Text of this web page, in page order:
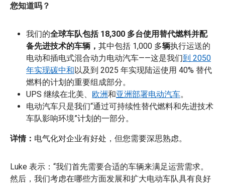
您知道吗？
我们的全球车队包括 18,300 多台使用替代燃料并配
备先进技术的车辆， 其中包括 1,000 多辆执行运送的
电动和插电式混合动力电动汽车——这是我们到 2050
年实现碳中和以及到 2025 年实现陆运使用 40% 替代
燃料的计划的重要组成部分。
UPS 继续在北美、 欧洲和亚洲部署电动汽车。
电动汽车只是我们“通过可持续性替代燃料和先进技术
车队影响环境”计划的一部分。
详情： 电气化对企业有好处，但您需要深思熟虑。
Luke 表示：“我们首先需要合适的车辆来满足运营需求。
然后，我们考虑在哪些方面发展和扩大电动车队具有良好